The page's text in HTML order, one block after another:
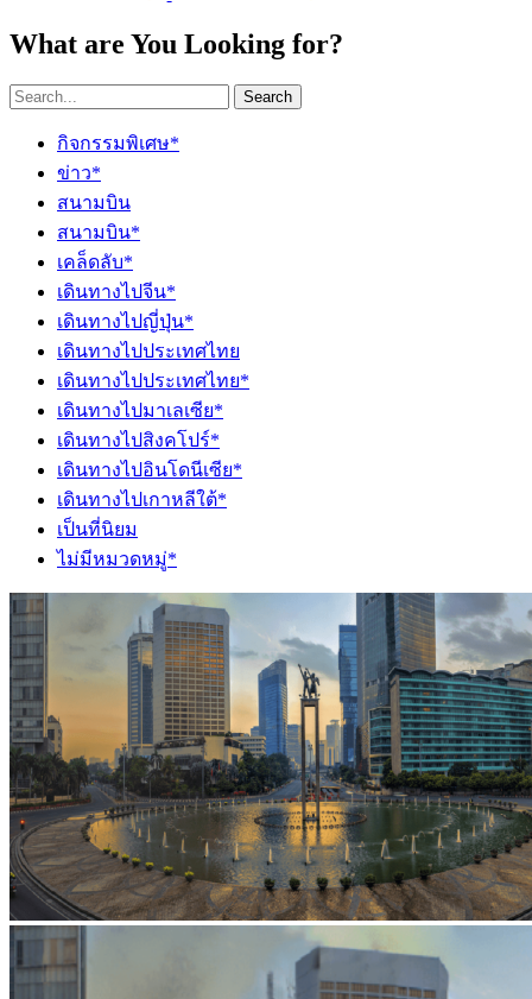
What are You Looking for?
Search
กิจกรรมพิเศษ*
ข่าว*
สนามบิน
สนามบิน*
เคล็ดลับ*
เดินทางไปจีน*
เดินทางไปญี่ปุ่น*
เดินทางไปประเทศไทย
เดินทางไปประเทศไทย*
เดินทางไปมาเลเซีย*
เดินทางไปสิงคโปร์*
เดินทางไปอินโดนีเซีย*
เดินทางไปเกาหลีใต้*
เป็นที่นิยม
ไม่มีหมวดหมู่*